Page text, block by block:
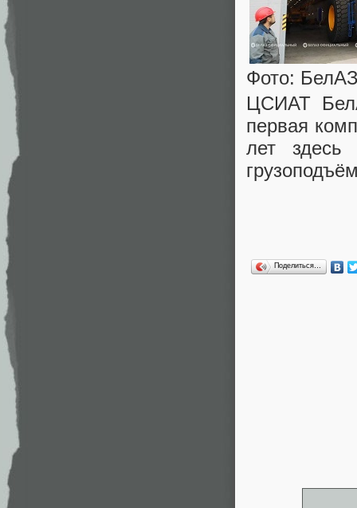
Фото:
ЦСИАТ
первая
лет здесь
Поделиться…